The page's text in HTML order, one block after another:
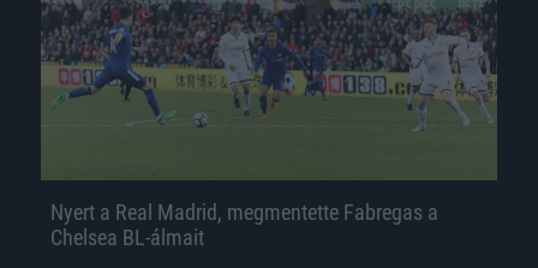
Nyert a Real Madrid, megmentette Fabregas a
Chelsea BL-álmait